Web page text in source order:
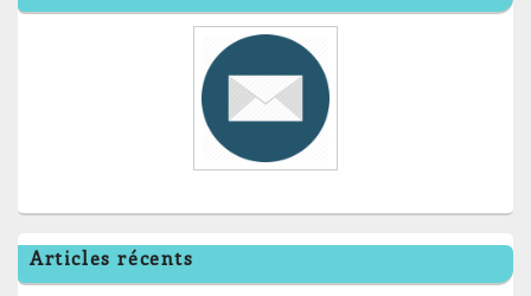
Articles récents